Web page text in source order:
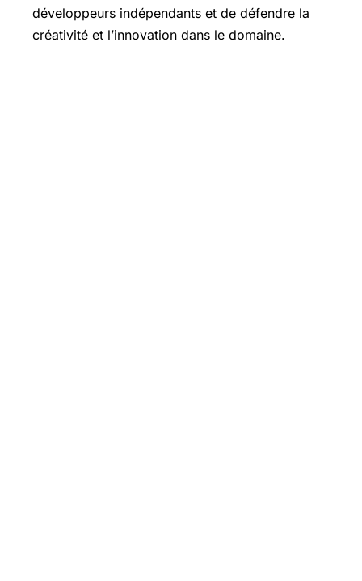
développeurs indépendants et de défendre la
créativité et l’innovation dans le domaine.